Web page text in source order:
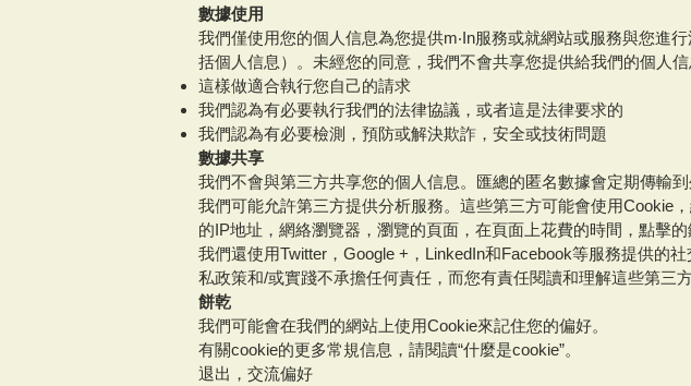
數據使用
我們僅使用您的個人信息為您提供m‧In服務或就網站或服務與您進
括個人信息）。未經您的同意，我們不會共享您提供給我們的個人信
這樣做適合執行您自己的請求
我們認為有必要執行我們的法律協議，或者這是法律要求的
我們認為有必要檢測，預防或解決欺詐，安全或技術問題
數據共享
我們不會與第三方共享您的個人信息。匯總的匿名數據會定期傳輸
我們可能允許第三方提供分析服務。這些第三方可能會使用Cookie
的IP地址，網絡瀏覽器，瀏覽的頁面，在頁面上花費的時間，點擊的
我們還使用Twitter，Google +，LinkedIn和Facebook等服務提供的
私政策和/或實踐不承擔任何責任，而您有責任閱讀和理解這些第三
餅乾
我們可能會在我們的網站上使用Cookie來記住您的偏好。
有關cookie的更多常規信息，請閱讀“什麼是cookie”。
退出，交流偏好